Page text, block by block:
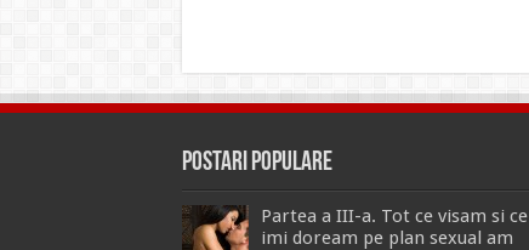
Postari Populare
Partea a III-a. Tot ce visam si ce
imi doream pe plan sexual am